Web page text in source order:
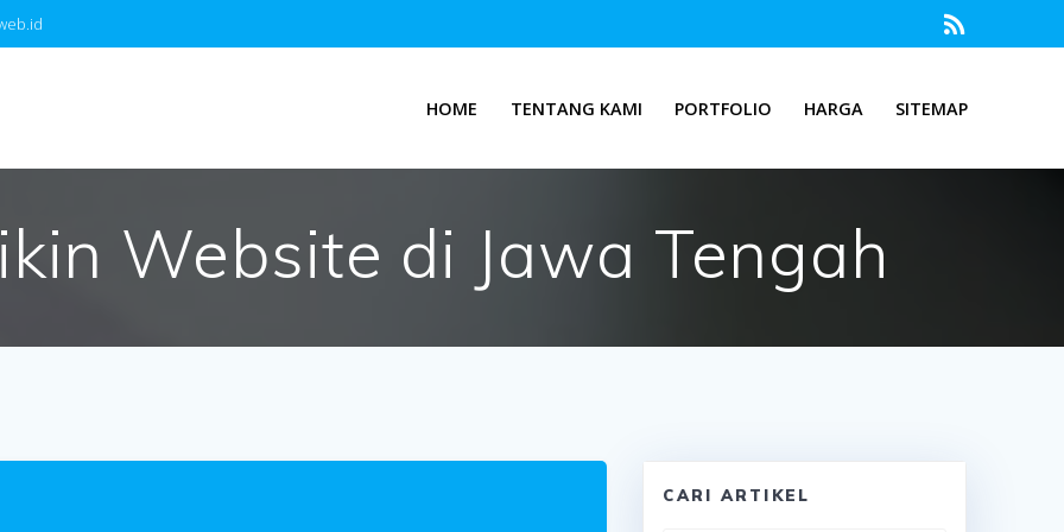
HOME TENTANG KAMI PORTFOLIO HARGA SITEMAP
Website di Jawa Tengah
CARI ARTIKEL